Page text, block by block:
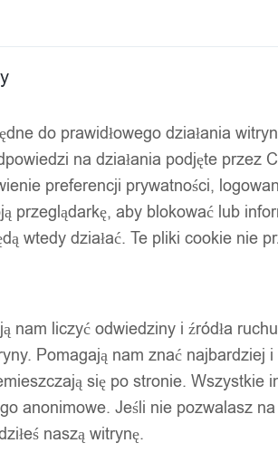
do prawidłowego działania
na działania podjęte przez
preferencji prywatności,
przeglądarkę, aby blokować lub
wtedy działać. Te pliki cookie nie
nam liczyć odwiedziny i źródła
Pomagają nam znać najbardziej
się po stronie. Wszystkie
anonimowe. Jeśli nie pozwalasz
naszą witrynę.